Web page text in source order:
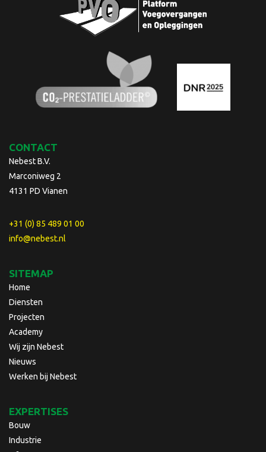
CONTACT
Nebest B.V.
Marconiweg 2
4131 PD Vianen
+31 (0) 85 489 01 00
info@nebest.nl
SITEMAP
Home
Diensten
Projecten
Academy
Wij zijn Nebest
Nieuws
Werken bij Nebest
EXPERTISES
Bouw
Industrie